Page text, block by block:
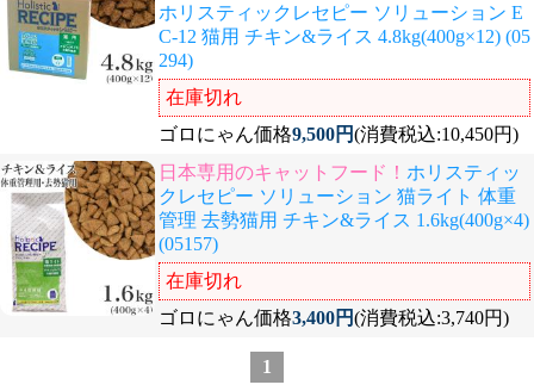
ホリスティックレセピー ソリューション E
C-12 猫用 チキン&ライス 4.8kg(400g×12) (05
294)
在庫切れ
ゴロにゃん価格9,500円(消費税込:10,450円)
日本専用のキャットフード！ ホリスティッ
クレセピー ソリューション 猫ライト 体重
管理 去勢猫用 チキン&ライス 1.6kg(400g×4)
(05157)
在庫切れ
ゴロにゃん価格3,400円(消費税込:3,740円)
1